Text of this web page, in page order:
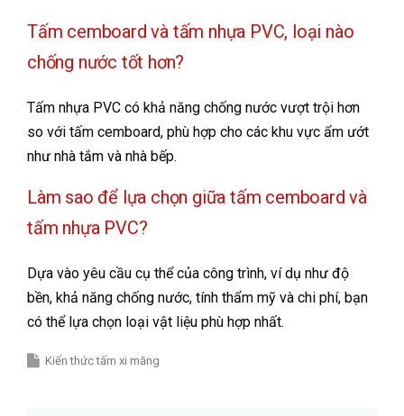
Tấm cemboard và tấm nhựa PVC, loại nào
chống nước tốt hơn?
Tấm nhựa PVC có khả năng chống nước vượt trội hơn
so với tấm cemboard, phù hợp cho các khu vực ẩm ướt
như nhà tắm và nhà bếp.
Làm sao để lựa chọn giữa tấm cemboard và
tấm nhựa PVC?
Dựa vào yêu cầu cụ thể của công trình, ví dụ như độ
bền, khả năng chống nước, tính thẩm mỹ và chi phí, bạn
có thể lựa chọn loại vật liệu phù hợp nhất.
Kiến thức tấm xi măng